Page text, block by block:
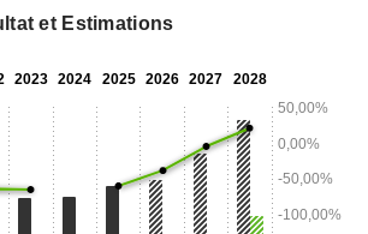
et Estimations